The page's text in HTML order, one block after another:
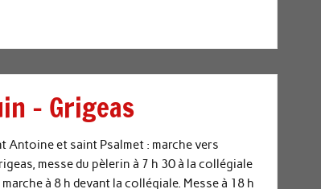
– Grigeas
Antoine et saint Psalmet : marche vers
messe du pèlerin à 7 h 30 à la collégiale
à 8 h devant la collégiale. Messe à 18 h